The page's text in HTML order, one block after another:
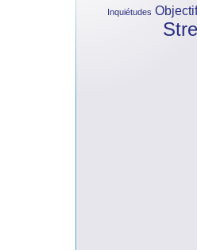
Inquiétudes